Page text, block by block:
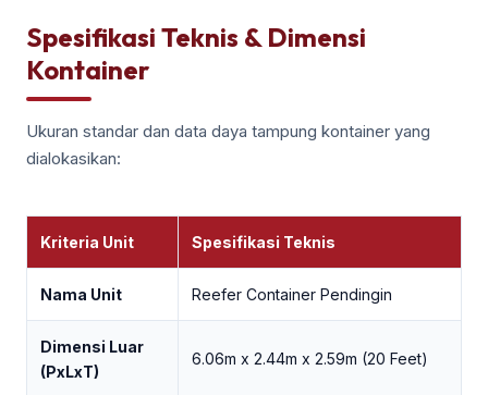
Spesifikasi Teknis & Dimensi
Kontainer
Ukuran standar dan data daya tampung kontainer yang
dialokasikan:
Kriteria Unit Spesifikasi Teknis
Nama Unit Reefer Container Pendingin
Dimensi Luar
(PxLxT)
6.06m x 2.44m x 2.59m (20 Feet)